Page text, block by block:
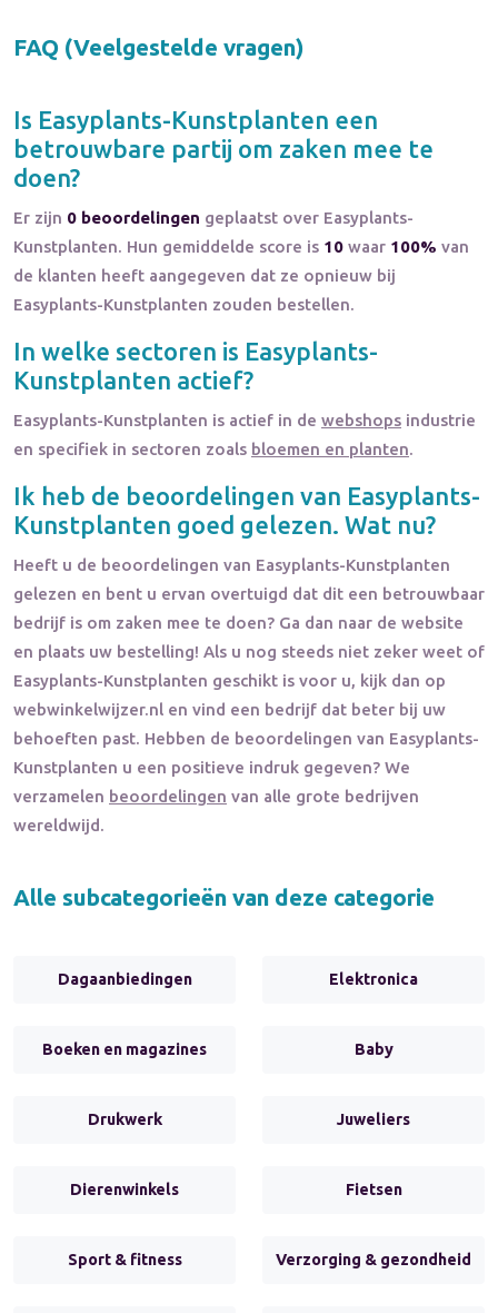
FAQ (Veelgestelde vragen)
Is Easyplants-Kunstplanten een
betrouwbare partij om zaken mee te
doen?
Er zijn 0 beoordelingen geplaatst over Easyplants-
Kunstplanten. Hun gemiddelde score is 10 waar 100% van
de klanten heeft aangegeven dat ze opnieuw bij
Easyplants-Kunstplanten zouden bestellen.
In welke sectoren is Easyplants-
Kunstplanten actief?
Easyplants-Kunstplanten is actief in de webshops industrie
en specifiek in sectoren zoals bloemen en planten.
Ik heb de beoordelingen van Easyplants-
Kunstplanten goed gelezen. Wat nu?
Heeft u de beoordelingen van Easyplants-Kunstplanten
gelezen en bent u ervan overtuigd dat dit een betrouwbaar
bedrijf is om zaken mee te doen? Ga dan naar de website
en plaats uw bestelling! Als u nog steeds niet zeker weet of
Easyplants-Kunstplanten geschikt is voor u, kijk dan op
webwinkelwijzer.nl en vind een bedrijf dat beter bij uw
behoeften past. Hebben de beoordelingen van Easyplants-
Kunstplanten u een positieve indruk gegeven? We
verzamelen beoordelingen van alle grote bedrijven
wereldwijd.
Alle subcategorieën van deze categorie
Dagaanbiedingen Elektronica
Boeken en magazines Baby
Drukwerk Juweliers
Dierenwinkels Fietsen
Sport & fitness Verzorging & gezondheid